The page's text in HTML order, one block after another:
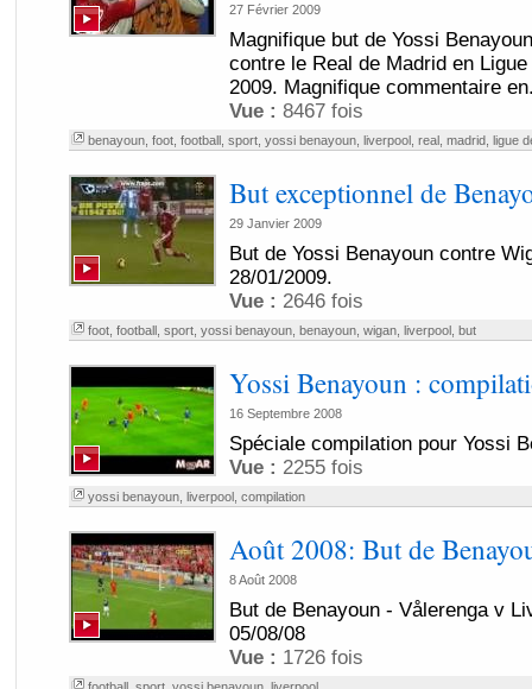
27 Février 2009
Magnifique but de Yossi
contre le Real de Madrid en
2009. Magnifique commentaire
Vue : 8467 fois
benayoun, foot, football, sport, yossi benayoun, liverpool, real, madrid, ligue
But exceptionnel de
29 Janvier 2009
But de Yossi Benayoun contre
28/01/2009.
Vue : 2646 fois
foot, football, sport, yossi benayoun, benayoun, wigan, liverpool, but
Yossi Benayoun :
16 Septembre 2008
Spéciale compilation pour Yossi
Vue : 2255 fois
yossi benayoun, liverpool, compilation
Août 2008: But de
8 Août 2008
But de Benayoun - Vålerenga v
05/08/08
Vue : 1726 fois